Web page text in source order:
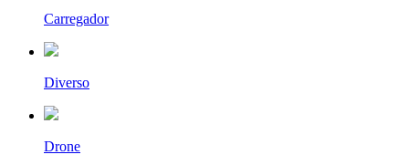
Carregador
Diverso
Drone